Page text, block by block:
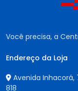
Você precisa, a
Endereço da Loja
Avenida Inhacorá,
818